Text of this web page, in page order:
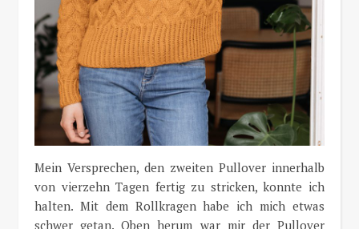
Mein Versprechen, den zweiten Pullover innerhalb
von vierzehn Tagen fertig zu stricken, konnte ich
halten. Mit dem Rollkragen habe ich mich etwas
schwer getan. Oben herum war mir der Pullover